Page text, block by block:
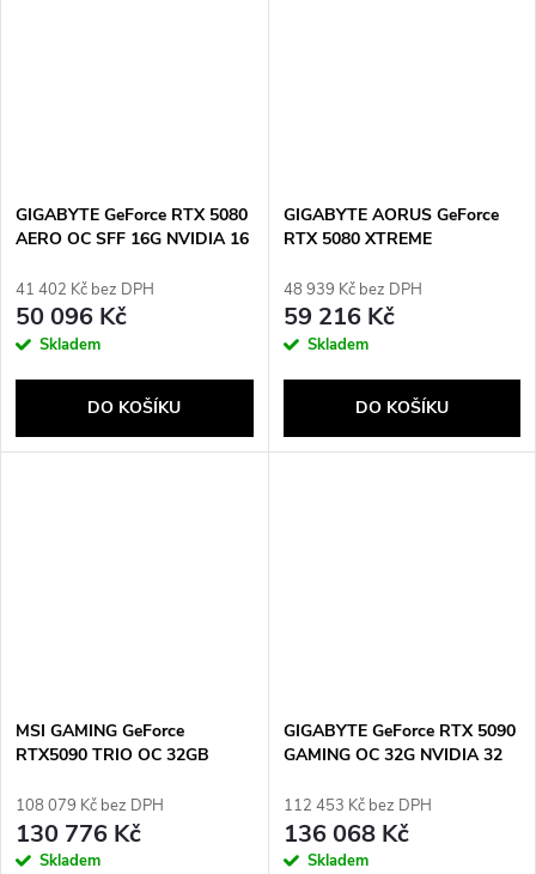
GIGABYTE GeForce RTX 5080
AERO OC SFF 16G NVIDIA 16
41 402 Kč bez DPH
50 096 Kč
Skladem
DO KOŠÍKU
GIGABYTE AORUS GeForce
RTX 5080 XTREME
NVIDIA 16 GB GDDR7
48 939 Kč bez DPH
59 216 Kč
Skladem
DO KOŠÍKU
MSI GAMING GeForce
RTX5090 TRIO OC 32GB
GDDR7
108 079 Kč bez DPH
130 776 Kč
Skladem
GIGABYTE GeForce RTX 5090
GAMING OC 32G NVIDIA 32
112 453 Kč bez DPH
136 068 Kč
Skladem